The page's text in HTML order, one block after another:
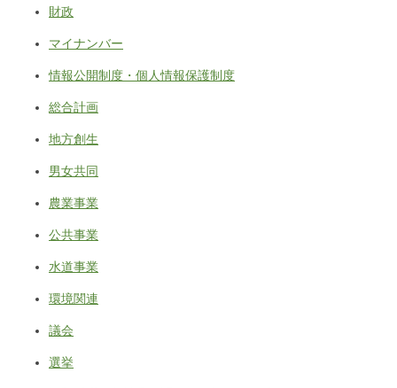
財政
マイナンバー
情報公開制度・個人情報保護制度
総合計画
地方創生
男女共同
農業事業
公共事業
水道事業
環境関連
議会
選挙